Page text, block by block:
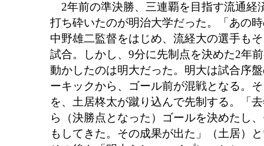
2年前の準決勝、三連覇を目指す流通経
打ち砕いたのが明治大学だった。「あの
中野雄二監督をはじめ、流経大の選手も
試合。しかし、9分に先制点を決めた2年
動かしたのは明大だった。明大は試合序
ーキックから、ゴール前が混戦となる。
を、土居柊太が蹴り込んで先制する。「
ら（決勝点となった）ゴールを決めたし
もしてきた。その成果が出た」（土居）